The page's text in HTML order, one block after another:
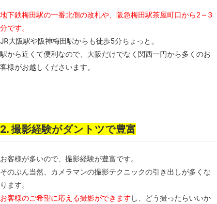
地下鉄梅田駅の一番北側の改札や、阪急梅田駅茶屋町口から2～3
分です。
JR大阪駅や阪神梅田駅からも徒歩5分ちょっと。
駅から近くて便利なので、大阪だけでなく関西一円から多くのお
客様がお越しくださいます。
2. 撮影経験がダントツで豊富
お客様が多いので、撮影経験が豊富です。
そのぶん当然、カメラマンの撮影テクニックの引き出しが多くな
ります。
お客様のご希望に応える撮影ができます し、どう撮ったらいいか